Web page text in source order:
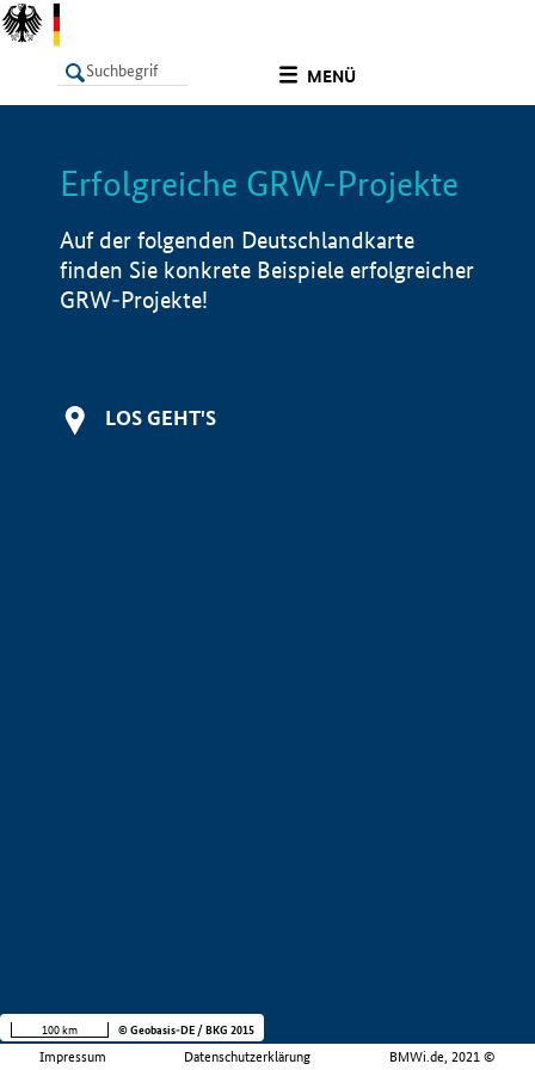
MENÜ
LISTE Info
Erfolgreiche GRW-Projekte
Auf der folgenden Deutschlandkarte
finden Sie konkrete Beispiele erfolgreicher
GRW-Projekte!
LOS GEHT'S
Impressum Datenschutzerklärung BMWi.de, 2021 ©
100 km © Geobasis-DE / BKG 2015